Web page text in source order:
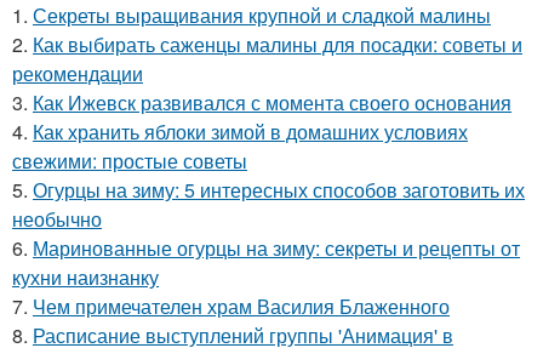
1. Секреты выращивания крупной и сладкой малины
2. Как выбирать саженцы малины для посадки: советы и
рекомендации
3. Как Ижевск развивался с момента своего основания
4. Как хранить яблоки зимой в домашних условиях
свежими: простые советы
5. Огурцы на зиму: 5 интересных способов заготовить их
необычно
6. Маринованные огурцы на зиму: секреты и рецепты от
кухни наизнанку
7. Чем примечателен храм Василия Блаженного
8. Расписание выступлений группы 'Анимация' в